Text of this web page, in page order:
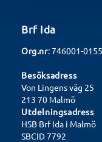
Brf Ida
Org.nr: 746001-0155
Besöksadress
Von Lingens väg 25
213 70 Malmö
Utdelningsadress
HSB Brf Ida i Malmö
SBCID 7792